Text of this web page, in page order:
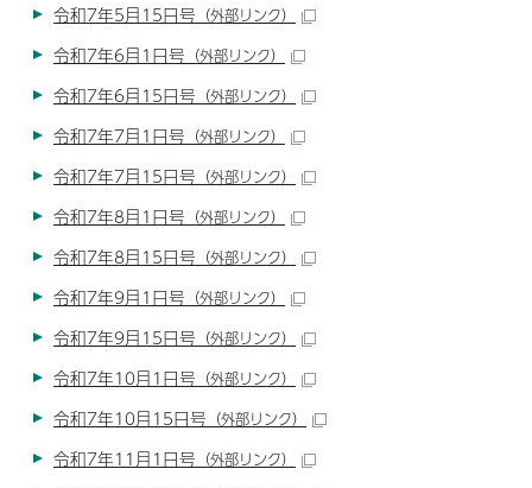
令和7年5月15日号 （外部リンク）
令和7年6月1日号 （外部リンク）
令和7年6月15日号 （外部リンク）
令和7年7月1日号 （外部リンク）
令和7年7月15日号 （外部リンク）
令和7年8月1日号 （外部リンク）
令和7年8月15日号 （外部リンク）
令和7年9月1日号 （外部リンク）
令和7年9月15日号 （外部リンク）
令和7年10月1日号 （外部リンク）
令和7年10月15日号 （外部リンク）
令和7年11月1日号 （外部リンク）